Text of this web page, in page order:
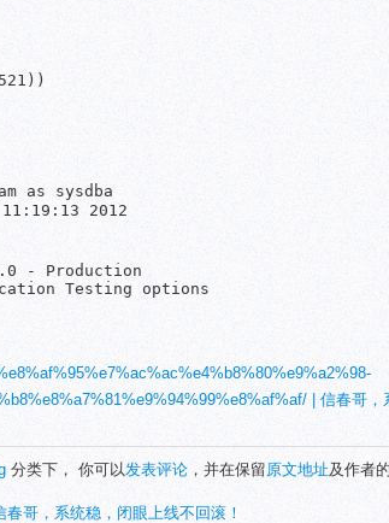
as sysdba
2012
- Production
Testing options
| 信春哥，
分类下， 你可以发表评论 ，并在保留原文地址及作者
哥，系统稳，闭眼上线不回滚！